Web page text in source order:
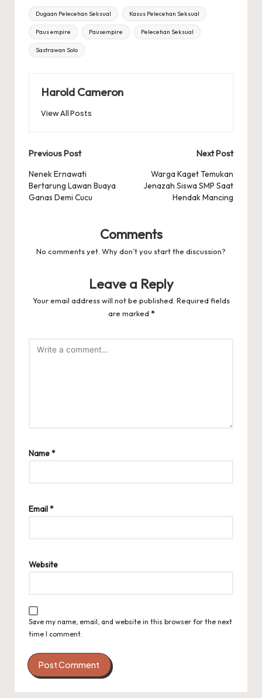
Tags:
Dugaan Pelecehan Seksual Kasus Pelecehan Seksual
Paus empire Pausempire Pelecehan Seksual
Sastrawan Solo
Harold Cameron
View All Posts
Post
navigation
Previous Post
Nenek Ernawati
Bertarung Lawan Buaya
Ganas Demi Cucu
Next Post
Warga Kaget Temukan
Jenazah Siswa SMP Saat
Hendak Mancing
Comments
No comments yet. Why don’t you start the discussion?
Leave a Reply
Your email address will not be published. Required fields
are marked *
Name*
Email*
Website
Save my name, email, and website in this browser for the next
time I comment.